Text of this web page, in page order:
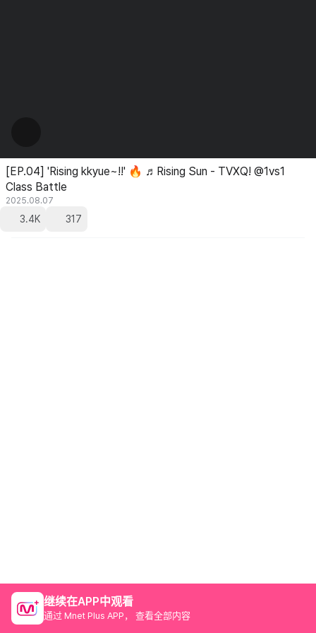
[EP.04] 'Rising kkyue~!!' 🔥 ♬Rising Sun - TVXQ! @1vs1
Class Battle
2025.08.07
3.4K 317
继续在APP中观看
通过 Mnet Plus APP， 查看全部内容